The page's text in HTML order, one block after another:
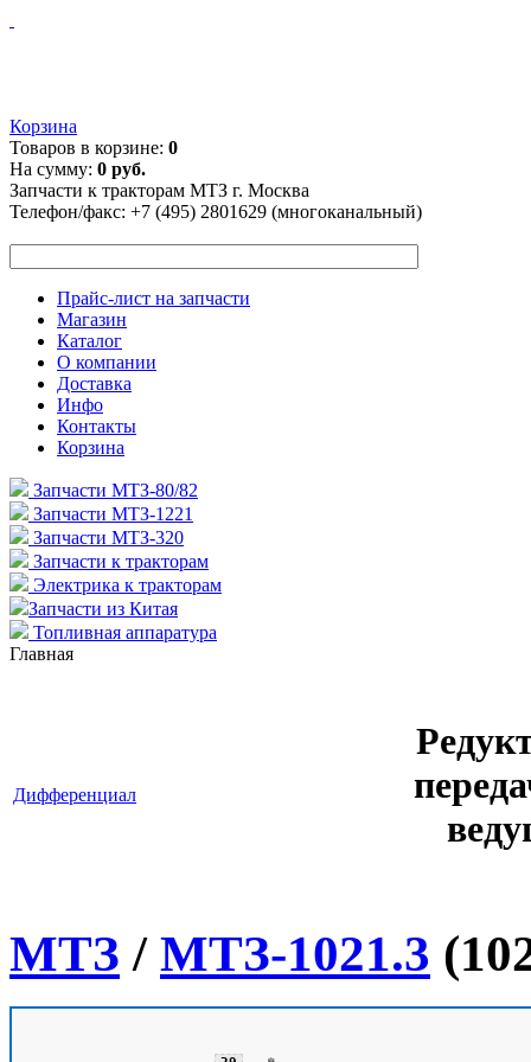
Корзина
Товаров в корзине: 0
На сумму: 0 руб.
Запчасти к тракторам МТЗ г. Москва
Телефон/факс: +7 (495) 2801629 (многоканальный)
Прайс-лист на запчасти
Магазин
Каталог
О компании
Доставка
Инфо
Контакты
Корзина
Запчасти МТЗ-80/82
Запчасти МТЗ-1221
Запчасти МТЗ-320
Запчасти к тракторам
Электрика к тракторам
Запчасти из Китая
Топливная аппаратура
Главная
Дифференциал
МТЗ / МТЗ-1021.3